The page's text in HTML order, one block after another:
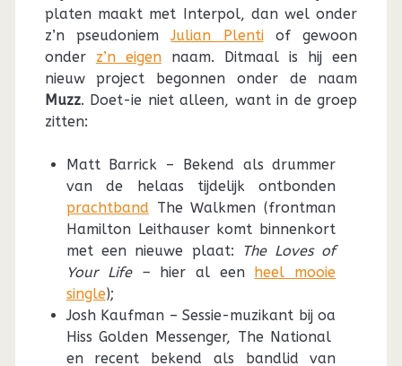
platen maakt met Interpol, dan wel onder
z’n pseudoniemJulian Plentiof gewoon
onder z’n eigennaam. Ditmaal is hij een
nieuw project begonnen onder de naam
Muzz. Doet-ie niet alleen, want in de groep
zitten:
Matt Barrick – Bekend als drummer
van de helaas tijdelijk ontbonden
prachtband The Walkmen (frontman
Hamilton Leithauser komt binnenkort
met een nieuwe plaat:
The Loves of
Your Life –
hier al een
heel mooie
single);
Josh Kaufman – Sessie-muzikant bij oa
Hiss Golden Messenger, The National
en recent bekend als bandlid van